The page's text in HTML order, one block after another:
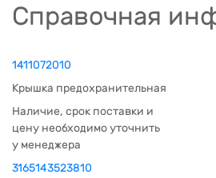
Справочная
1411072010
Крышка предохранительная
Наличие, срок поставки и
цену необходимо уточнить
у менеджера
3165143523810